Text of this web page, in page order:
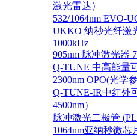
激光雷达）
532/1064nm EVO-
UKKO 纳秒光纤激
1000kHz
905nm 脉冲激光器
Q-TUNE 中高能量
2300nm OPO(光学
Q-TUNE-IR中红外
4500nm）
脉冲激光二极管
1064nm亚纳秒微